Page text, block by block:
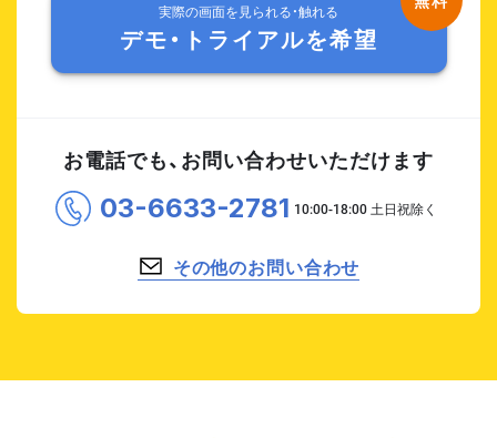
実際の画面を見られる・触れる
デモ・トライアルを希望
お電話でも、お問い合わせいただけます
03-6633-2781
その他のお問い合わせ